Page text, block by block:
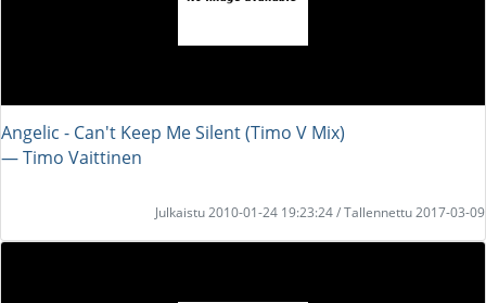
Angelic - Can't Keep Me Silent (Timo V Mix)
― Timo Vaittinen
Julkaistu 2010-01-24 19:23:24 / Tallennettu 2017-03-09